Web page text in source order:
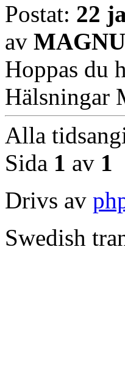
Postat: 22
av
Hoppas du
Hälsningar
Alla
Sida 1 av 1
Drivs av
Swedish